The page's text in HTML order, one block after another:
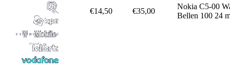
€14,50
€35,00
Nokia C5-00
Bellen 100 24